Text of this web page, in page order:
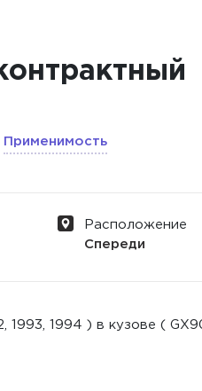
Применимость
Расположение
Спереди
1994 ) в кузове (